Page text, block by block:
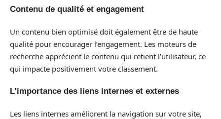
Contenu de qualité et engagement
Un contenu bien optimisé doit également être de haute
qualité pour encourager l’engagement. Les moteurs de
recherche apprécient le contenu qui retient l’utilisateur, ce
qui impacte positivement votre classement.
L’importance des liens internes et externes
Les liens internes améliorent la navigation sur votre site,